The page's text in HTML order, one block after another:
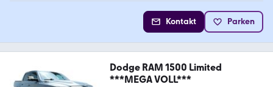
Kontakt Parken
Dodge RAM 1500 Limited
***MEGA VOLL***